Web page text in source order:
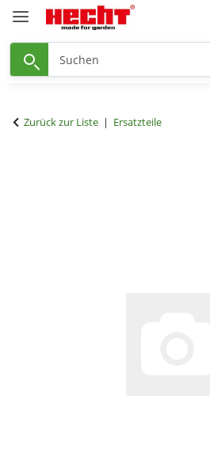
Zurück zur Liste Ersatzteile